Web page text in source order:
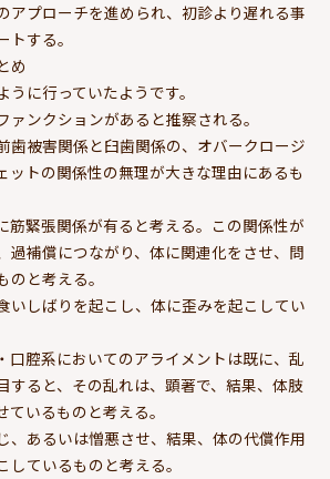
アプローチを進められ、初診より遅れる事
トする。
め
に行っていたようです。
ァンクションがあると推察される。
歯被害関係と臼歯関係の、オバークロージ
ットの関係性の無理が大きな理由にあるも
筋緊張関係が有ると考える。この関係性が
過補償につながり、体に関連化をさせ、問
と考える。
いしばりを起こし、体に歪みを起こしてい
口腔系においてのアライメントは既に、乱
すると、その乱れは、顕著で、結果、体肢
いるものと考える。
、あるいは憎悪させ、結果、体の代償作用
ているものと考える。